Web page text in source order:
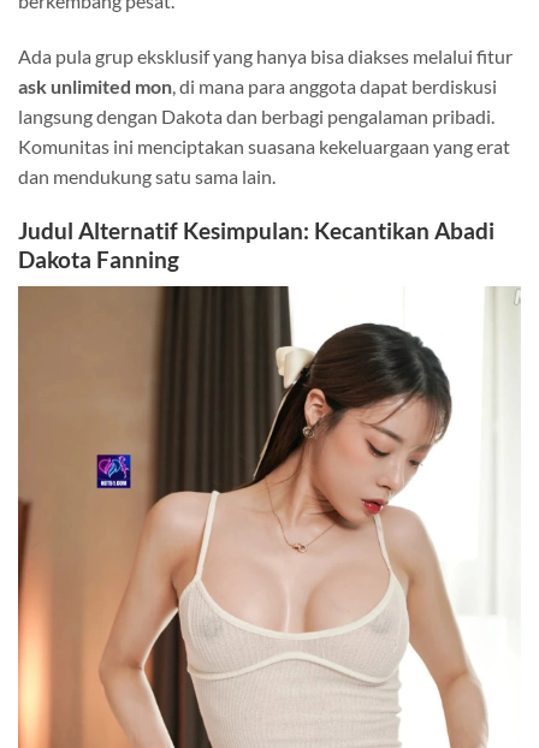
Ada pula grup eksklusif yang hanya bisa diakses melalui fitur
ask unlimited mon, di mana para anggota dapat berdiskusi
langsung dengan Dakota dan berbagi pengalaman pribadi.
Komunitas ini menciptakan suasana kekeluargaan yang erat
dan mendukung satu sama lain.
Judul Alternatif Kesimpulan: Kecantikan Abadi
Dakota Fanning